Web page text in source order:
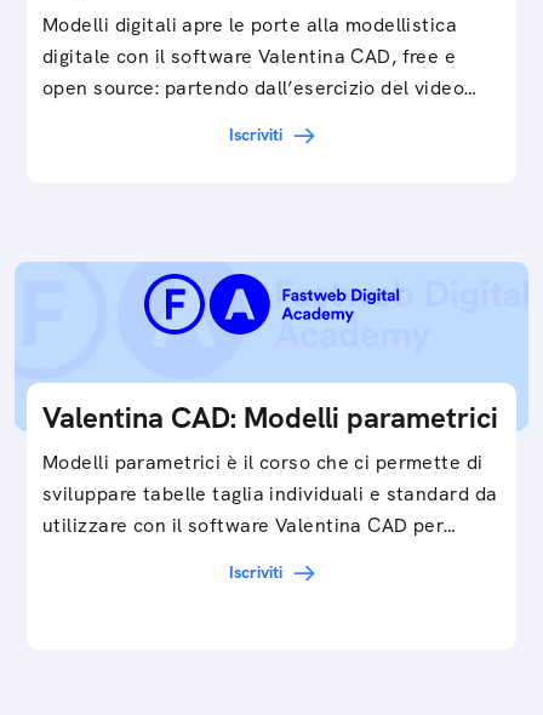
Modelli digitali apre le porte alla modellistica
digitale con il software Valentina CAD, free e
open source: partendo dall’esercizio del video…
Iscriviti
Valentina CAD: Modelli parametrici
Modelli parametrici è il corso che ci permette di
sviluppare tabelle taglia individuali e standard da
utilizzare con il software Valentina CAD per…
Iscriviti